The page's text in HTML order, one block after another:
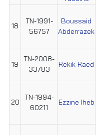
18
TN-1991-
56757
Boussaid
Abderrazek
19
TN-2008-
33783
Rekik Raed
20
TN-1994-
60211
Ezzine Iheb